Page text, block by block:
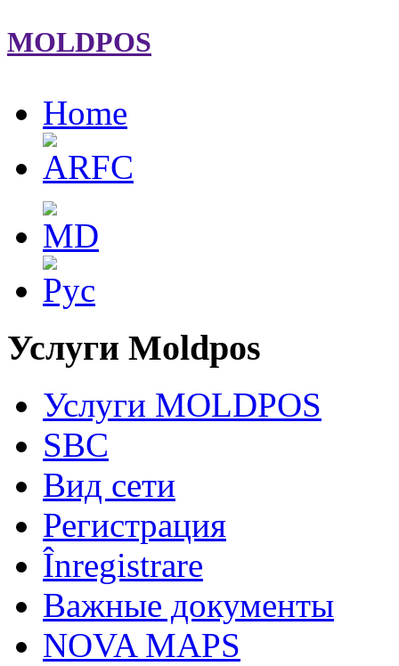
MOLDPOS
Home
Услуги Moldpos
Услуги MOLDPOS
SBC
Вид cети
Регистрация
Înregistrare
Важные документы
NOVA MAPS